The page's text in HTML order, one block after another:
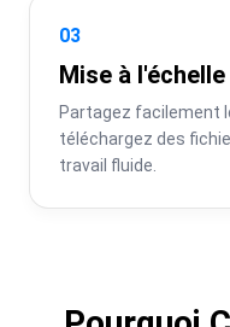
03
Mise à
Partagez facilement
téléchargez des
travail fluide.